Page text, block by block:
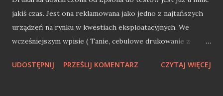
jakiś czas. Jest ona reklamowana jako jedno z najtańszych
urządzeń na rynku w kwestiach eksploatacyjnych. We
wcześniejszym wpisie ( Tanie, cebulowe drukowanie z
odnośnie samej drukarki. Dziś przyszedł czas na trochę
UDOSTĘPNIJ PRZEŚLIJ KOMENTARZ CZYTAJ WIĘCEJ